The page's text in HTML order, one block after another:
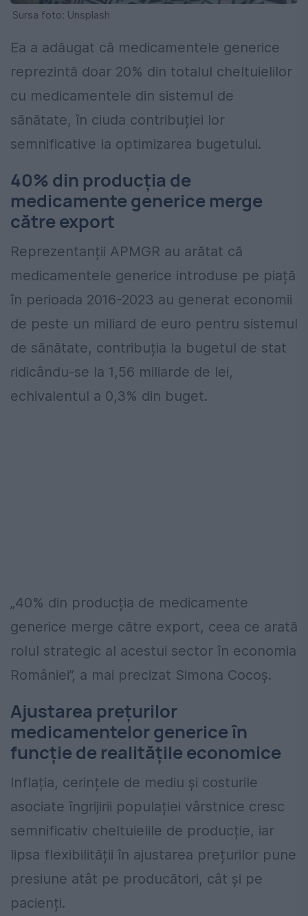
Sursa foto: Unsplash
Ea a adăugat că medicamentele generice
reprezintă doar 20% din totalul cheltuielilor
cu medicamentele din sistemul de
sănătate, în ciuda contribuției lor
semnificative la optimizarea bugetului.
40% din producția de
medicamente generice merge
către export
Reprezentanții APMGR au arătat că
medicamentele generice introduse pe piață
în perioada 2016-2023 au generat economii
de peste un miliard de euro pentru sistemul
de sănătate, contribuția la bugetul de stat
ridicându-se la 1,56 miliarde de lei,
echivalentul a 0,3% din buget.
„40% din producția de medicamente
generice merge către export, ceea ce arată
rolul strategic al acestui sector în economia
României”, a mai precizat Simona Cocoș.
Ajustarea prețurilor
medicamentelor generice în
funcție de realitățile economice
Inflația, cerințele de mediu și costurile
asociate îngrijirii populației vârstnice cresc
semnificativ cheltuielile de producție, iar
lipsa flexibilității în ajustarea prețurilor pune
presiune atât pe producători, cât și pe
pacienți.